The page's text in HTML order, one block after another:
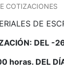
COTIZACIONES
DE
DEL
horas. DEL